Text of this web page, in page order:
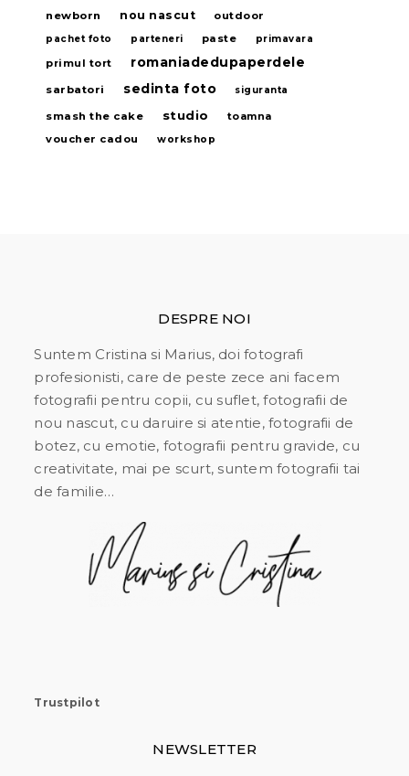
newborn
nou nascut outdoor
pachet foto parteneri paste primavara
primul tort romaniadedupaperdele
sarbatori sedinta foto siguranta
smash the cake studio toamna
voucher cadou workshop
DESPRE NOI
Suntem Cristina si Marius, doi fotografi
profesionisti, care de peste zece ani facem
fotografii pentru copii, cu suflet, fotografii de
nou nascut, cu daruire si atentie, fotografii de
botez, cu emotie, fotografii pentru gravide, cu
creativitate, mai pe scurt, suntem fotografii tai
de familie…
Trustpilot
NEWSLETTER